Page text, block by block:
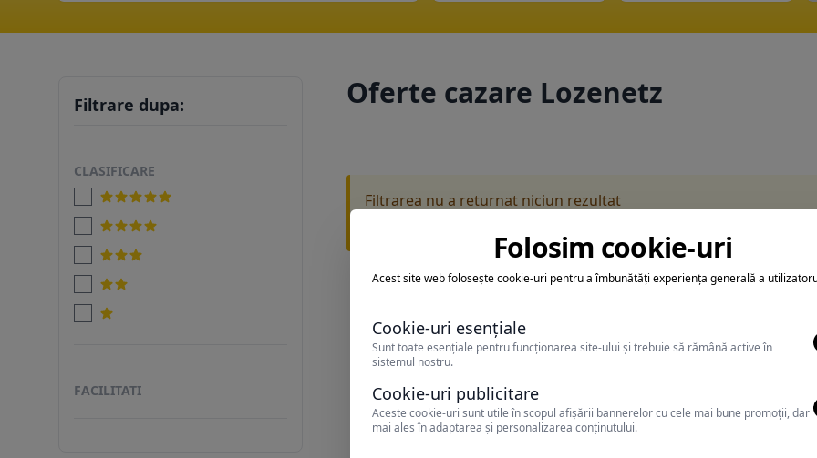
Filtrare dupa:
CLASIFICARE
FACILITATI
Oferte cazare Lozenetz
Filtrarea nu a returnat niciun rezultat
Folosim cookie-uri
Acest site web folosește cookie-uri pentru a îmbunătăți experiența generală a
Cookie-uri esențiale
Sunt toate esențiale pentru funcționarea site-ului și trebuie să rămână active în
sistemul nostru.
Cookie-uri publicitare
Aceste cookie-uri sunt utile în scopul afișării bannerelor cu cele mai bune promoții, dar
mai ales în adaptarea și personalizarea conținutului.